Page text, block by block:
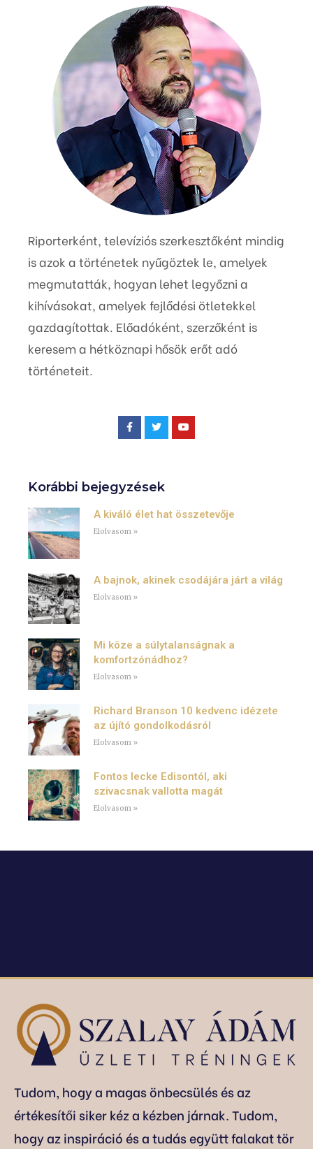
Riporterként, televíziós szerkesztőként mindig
is azok a történetek nyűgöztek le, amelyek
megmutatták, hogyan lehet legyőzni a
kihívásokat, amelyek fejlődési ötletekkel
gazdagítottak. Előadóként, szerzőként is
keresem a hétköznapi hősök erőt adó
történeteit.
Korábbi bejegyzések
A kiváló élet hat összetevője
Elolvasom »
A bajnok, akinek csodájára járt a világ
Elolvasom »
Mi köze a súlytalanságnak a
komfortzónádhoz?
Elolvasom »
Richard Branson 10 kedvenc idézete
az újító gondolkodásról
Elolvasom »
Fontos lecke Edisontól, aki
szivacsnak vallotta magát
Elolvasom »
Tudom, hogy a magas önbecsülés és az
értékesítői siker kéz a kézben járnak. Tudom,
hogy az inspiráció és a tudás együtt falakat tör